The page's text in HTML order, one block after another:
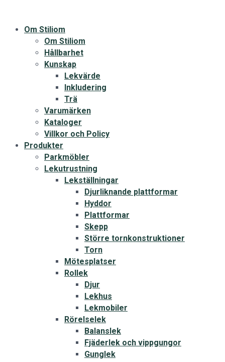
Om Stiliom
Om Stiliom
Hållbarhet
Kunskap
Lekvärde
Inkludering
Trä
Varumärken
Kataloger
Villkor och Policy
Produkter
Parkmöbler
Lekutrustning
Lekställningar
Djurliknande plattformar
Hyddor
Plattformar
Skepp
Större tornkonstruktioner
Torn
Mötesplatser
Rollek
Djur
Lekhus
Lekmobiler
Rörelselek
Balanslek
Fjäderlek och vippgungor
Gunglek